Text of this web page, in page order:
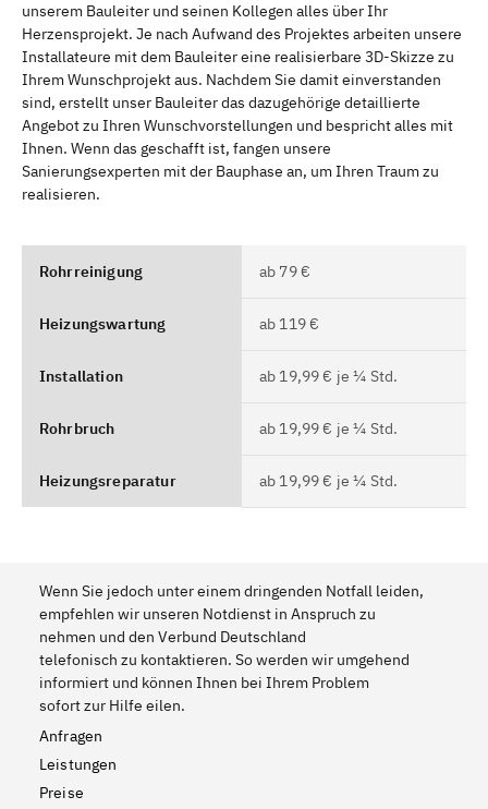
unserem Bauleiter und seinen Kollegen alles über Ihr
Herzensprojekt. Je nach Aufwand des Projektes arbeiten unsere
Installateure mit dem Bauleiter eine realisierbare 3D-Skizze zu
Ihrem Wunschprojekt aus. Nachdem Sie damit einverstanden
sind, erstellt unser Bauleiter das dazugehörige detaillierte
Angebot zu Ihren Wunschvorstellungen und bespricht alles mit
Ihnen. Wenn das geschafft ist, fangen unsere
Sanierungsexperten mit der Bauphase an, um Ihren Traum zu
realisieren.
Rohrreinigung ab 79 €
Heizungswartung ab 119 €
Installation ab 19,99 € je ¼ Std.
Rohrbruch ab 19,99 € je ¼ Std.
Heizungsreparatur ab 19,99 € je ¼ Std.
Wenn Sie jedoch unter einem dringenden Notfall leiden,
empfehlen wir unseren Notdienst in Anspruch zu
nehmen und den Verbund Deutschland
telefonisch zu kontaktieren. So werden wir umgehend
informiert und können Ihnen bei Ihrem Problem
sofort zur Hilfe eilen.
Anfragen
Leistungen
Preise